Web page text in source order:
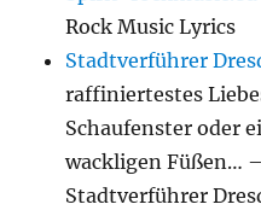
Rock Music Lyrics
Stadtverführer
raffiniertestes
Schaufenster oder
wackligen Füßen…
Stadtverführer